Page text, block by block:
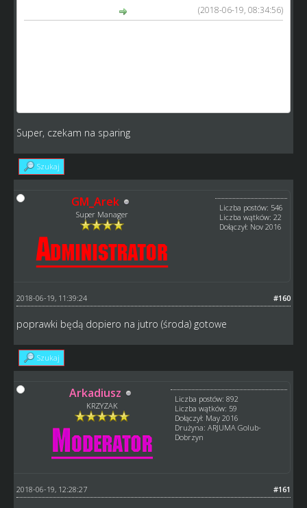
(2018-06-19, 08:34:56)
Super, czekam na sparing
Szukaj
GM_Arek
Super Manager
Liczba postów: 546
Liczba wątków: 22
Dołączył: Nov 2016
#160
2018-06-19, 11:39:24
poprawki będą dopiero na jutro (środa) gotowe
Szukaj
Arkadiusz
KRZYZAK
Liczba postów: 892
Liczba wątków: 59
Dołączył: May 2016
Drużyna: ARJUMA Golub-
Dobrzyn
#161
2018-06-19, 12:28:27